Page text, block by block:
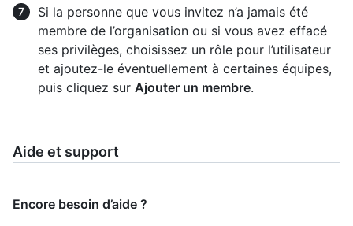
Si la personne que vous invitez n’a jamais été
membre de l’organisation ou si vous avez effacé
ses privilèges, choisissez un rôle pour l’utilisateur
et ajoutez-le éventuellement à certaines équipes,
puis cliquez sur Ajouter un membre.
Aide et support
Encore besoin d’aide ?